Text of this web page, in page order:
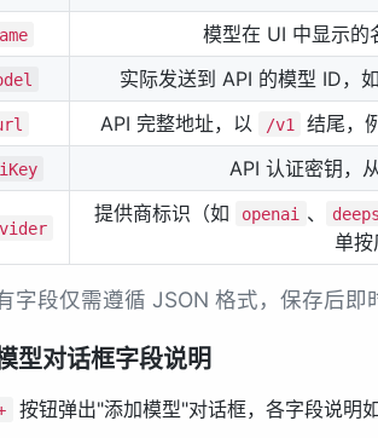
模型在 UI 中显示的
实际发送到 API 的模型 ID，
API 完整地址，以 /v1 结尾，
API 认证密钥，
提供商标识（如 openai 、
单按
字段仅需遵循 JSON 格式，保存后即
型对话框字段说明
按钮弹出"添加模型"对话框，各字段说明